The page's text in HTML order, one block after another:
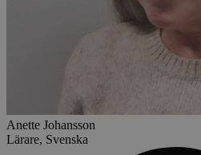
Anette Johansson
Lärare, Svenska